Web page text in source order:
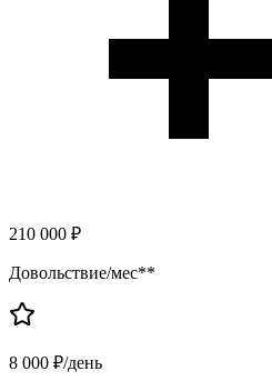
210 000 ₽
Довольствие/мес**
8 000 ₽/день